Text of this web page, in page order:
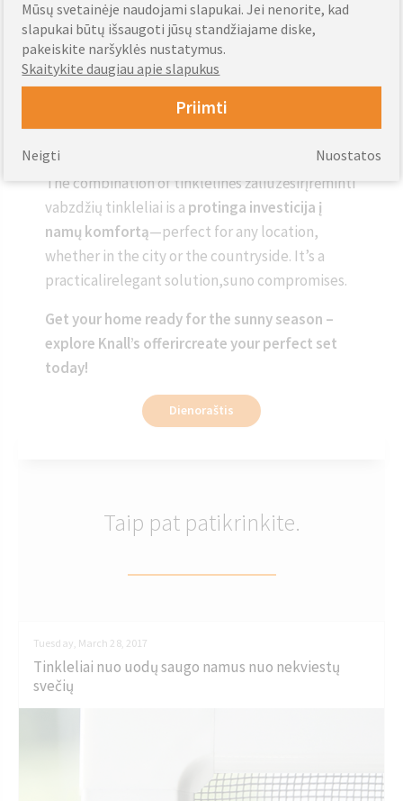
assembly systems that require no special tools
or skills.
Išmanieji namai, paruošti
vasarai
The combination of tinklelinės žaliuzėsirįrėminti
vabzdžių tinkleliai is a protinga investicija į
namų komfortą—perfect for any location,
whether in the city or the countryside. It’s a
practicalirelegant solution,suno compromises.
Get your home ready for the sunny season –
explore Knall’s offerircreate your perfect set
today!
Dienoraštis
Taip pat patikrinkite.
Tuesday, March 28, 2017
Tinkleliai nuo uodų saugo namus nuo nekviestų
svečių
Mūsų svetainėje naudojami slapukai. Jei nenorite, kad
slapukai būtų išsaugoti jūsų standžiajame diske,
pakeiskite naršyklės nustatymus.
Skaitykite daugiau apie slapukus
Priimti
Nuostatos
Neigti